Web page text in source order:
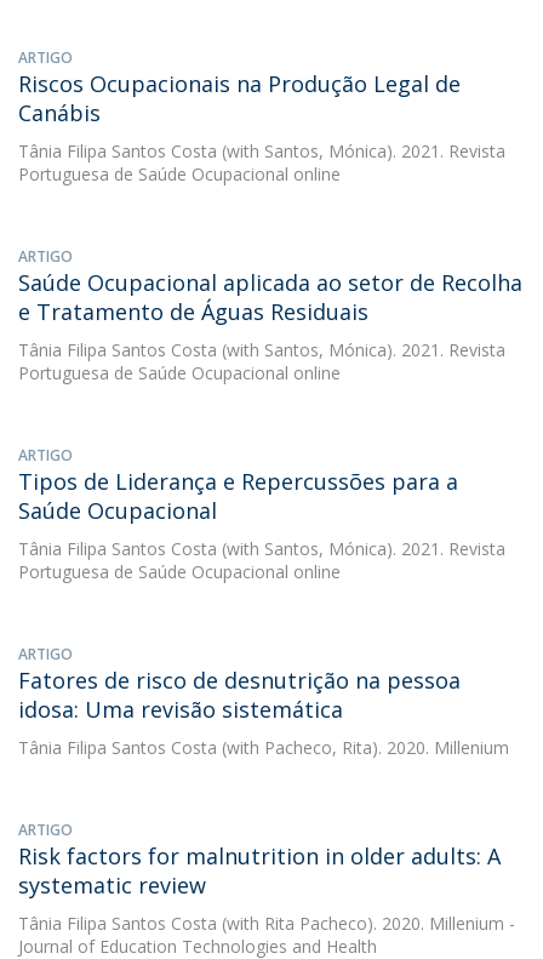
ARTIGO
Riscos Ocupacionais na Produção Legal de
Canábis
Tânia Filipa Santos Costa (with Santos, Mónica). 2021. Revista
Portuguesa de Saúde Ocupacional online
ARTIGO
Saúde Ocupacional aplicada ao setor de Recolha
e Tratamento de Águas Residuais
Tânia Filipa Santos Costa (with Santos, Mónica). 2021. Revista
Portuguesa de Saúde Ocupacional online
ARTIGO
Tipos de Liderança e Repercussões para a
Saúde Ocupacional
Tânia Filipa Santos Costa (with Santos, Mónica). 2021. Revista
Portuguesa de Saúde Ocupacional online
ARTIGO
Fatores de risco de desnutrição na pessoa
idosa: Uma revisão sistemática
Tânia Filipa Santos Costa (with Pacheco, Rita). 2020. Millenium
ARTIGO
Risk factors for malnutrition in older adults: A
systematic review
Tânia Filipa Santos Costa (with Rita Pacheco). 2020. Millenium -
Journal of Education Technologies and Health